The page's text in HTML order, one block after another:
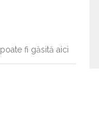
fi găsită aici